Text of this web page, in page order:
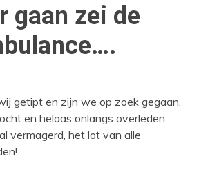
gaan zei de
getipt en zijn we op zoek gegaan.
en helaas onlangs overleden
vermagerd, het lot van alle